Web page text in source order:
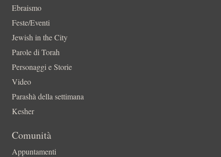
Ebraismo
Feste/Eventi
Jewish in the City
Parole di Torah
Personaggi e Storie
Video
Parashà della settimana
Kesher
Comunità
Appuntamenti